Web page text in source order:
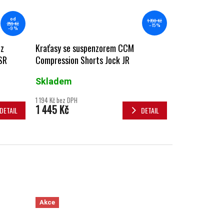
Akce
od
259 Kč
–9 %
1 700 Kč
–15 %
Kraťasy se suspenzorem CCM
Compression Shorts Jock JR
Skladem
1 194 Kč bez DPH
1 445 Kč DETAIL